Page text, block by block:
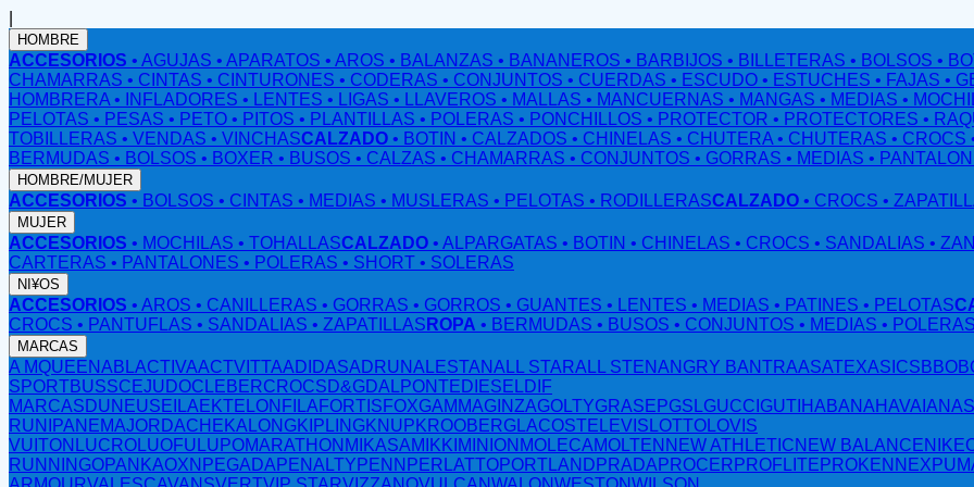
HOMBRE
ACCESORIOS • AGUJAS • APARATOS • AROS • BALANZAS • BANANEROS • BARBIJOS • BILLETERAS • BOLSOS •
CHAMARRAS • CINTAS • CINTURONES • CODERAS • CONJUNTOS • CUERDAS • ESCUDO • ESTUCHES • FAJAS •
HOMBRERA • INFLADORES • LENTES • LIGAS • LLAVEROS • MALLAS • MANCUERNAS • MANGAS • MEDIAS •
PELOTAS • PESAS • PETO • PITOS • PLANTILLAS • POLERAS • PONCHILLOS • PROTECTOR • PROTECTORES •
TOBILLERAS • VENDAS • VINCHASCALZADO • BOTIN • CALZADOS • CHINELAS • CHUTERA • CHUTERAS • CROCS
BERMUDAS • BOLSOS • BOXER • BUSOS • CALZAS • CHAMARRAS • CONJUNTOS • GORRAS • MEDIAS •
HOMBRE/MUJER
ACCESORIOS • BOLSOS • CINTAS • MEDIAS • MUSLERAS • PELOTAS • RODILLERASCALZADO • CROCS •
MUJER
ACCESORIOS • MOCHILAS • TOHALLASCALZADO • ALPARGATAS • BOTIN • CHINELAS • CROCS • SANDALIAS •
CARTERAS • PANTALONES • POLERAS • SHORT • SOLERAS
NI¥OS
ACCESORIOS • AROS • CANILLERAS • GORRAS • GORROS • GUANTES • LENTES • MEDIAS • PATINES • PELOTAS
CROCS • PANTUFLAS • SANDALIAS • ZAPATILLAS ROPA • BERMUDAS • BUSOS • CONJUNTOS • MEDIAS •
MARCAS
A MQUEENABLACTIVAACTVITTAADIDASADRUNALESTANALL STARALL STENANGRY BANTRAASATEXASICS BBO
SPORTBUSSCEJUDOCLEBERCROCS D&GDALPONTE DIESEL DIF
MARCAS DUNEUS EILA EKTELON FILA FORTIS FOXGAMMAGINZAGOLTYGRASEPGSLGUCCI GUTI HABANA HAVAIANAS
RUN IPANEMAJORDACHE KALONGKIPLINGKNUP KROOBERGLACOSTE LEVIS LOTTOLOVIS
VUITON LUCROLUOFU LUPOMARATHON MIKASAMIKKI MINION MOLECAMOLTEN NEW ATHLETICNEW BALANCENIKE
RUNNINGOPANKAOXN PEGADA PENALTY PENN PERLATTOPORTLAND PRADA PROCER PROFLITE PROKENNEX